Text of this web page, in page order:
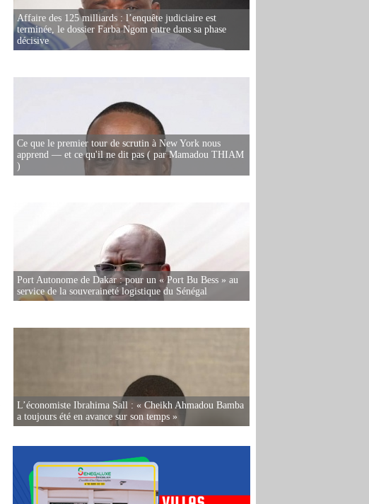
Affaire des 125 milliards : l’enquête judiciaire est
terminée, le dossier Farba Ngom entre dans sa phase
décisive
Ce que le premier tour de scrutin à New York nous
apprend — et ce qu'il ne dit pas ( par Mamadou THIAM
)
Port Autonome de Dakar : pour un « Port Bu Bess » au
service de la souveraineté logistique du Sénégal
L’économiste Ibrahima Sall : « Cheikh Ahmadou Bamba
a toujours été en avance sur son temps »